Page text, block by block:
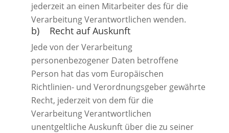
jederzeit an einen Mitarbeiter des für die
Verarbeitung Verantwortlichen wenden.
b) Recht auf Auskunft
Jede von der Verarbeitung
personenbezogener Daten betroffene
Person hat das vom Europäischen
Richtlinien- und Verordnungsgeber gewährte
Recht, jederzeit von dem für die
Verarbeitung Verantwortlichen
unentgeltliche Auskunft über die zu seiner